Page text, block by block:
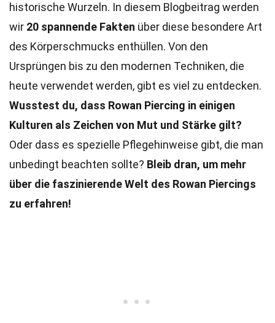
historische Wurzeln. In diesem Blogbeitrag werden
wir 20 spannende Fakten über diese besondere Art
des Körperschmucks enthüllen. Von den
Ursprüngen bis zu den modernen Techniken, die
heute verwendet werden, gibt es viel zu entdecken.
Wusstest du, dass Rowan Piercing in einigen
Kulturen als Zeichen von Mut und Stärke gilt?
Oder dass es spezielle Pflegehinweise gibt, die man
unbedingt beachten sollte? Bleib dran, um mehr
über die faszinierende Welt des Rowan Piercings
zu erfahren!